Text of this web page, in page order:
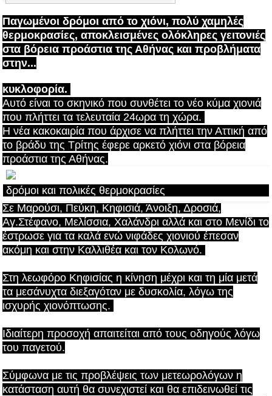
Παγωμένοι δρόμοι από το χιόνι, πολύ χαμηλές
θερμοκρασίες, αποκλεισμένες ολόκληρες γειτονιές
στα βόρεια προάστια της Αθήνας και προβλήματα
στην...
κυκλοφορία.
Αυτό είναι το σκηνικό που συνθέτει το νέο κύμα χιονιά
που πλήττει τα τελευταία 24ωρα τη χώρα.
Η νέα κακοκαιρία που άρχισε να πλήττει την Αττική από
το βράδυ της Τρίτης έφερε αρκετό χιόνι στα βόρεια
προάστια της Αθήνας.
Σε Μαρούσι, Πεύκη, Κηφισιά, Άνοιξη, Δροσιά,
Αγ.Στέφανο, Μελίσσια, Χαλάνδρι αλλά και στο Μενίδι το
έστρωσε για τα καλά ενώ νιφάδες χιονιού έπεσαν
ακόμη και στην Καλλιθέα και τον Κολωνό.
Στη λεωφόρο Κηφισίας η κίνηση μέχρι και τη μία μετά
τα μεσάνυχτα διεξαγόταν με δυσκολία, λόγω της
ισχυρής χιονόπτωσης.
Ιδιαίτερη προσοχή απαιτείται από τους οδηγούς λόγω
του παγετού.
Σύμφωνα με τις προβλέψεις των μετεωρολόγων η
κατάσταση αυτή θα συνεχιστεί και θα επιδεινωθεί τις